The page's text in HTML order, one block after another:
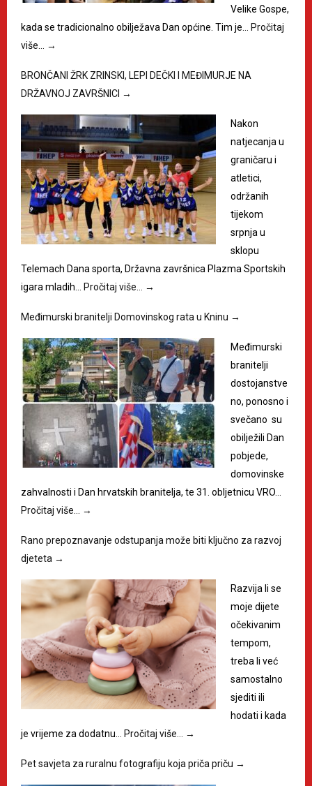
Velike Gospe,
kada se tradicionalno obilježava Dan općine. Tim je…
Pročitaj
više…
→
BRONČANI ŽRK ZRINSKI, LEPI DEČKI I MEĐIMURJE NA
DRŽAVNOJ ZAVRŠNICI →
Nakon
natjecanja u
graničaru i
atletici,
održanih
tijekom
srpnja u
sklopu
Telemach Dana sporta, Državna završnica Plazma Sportskih
igara mladih…
Pročitaj više… →
Međimurski branitelji Domovinskog rata u Kninu →
Međimurski
branitelji
dostojanstve
no, ponosno i
svečano su
obilježili Dan
pobjede,
domovinske
zahvalnosti i Dan hrvatskih branitelja, te 31. obljetnicu VRO…
Pročitaj više…
→
Rano prepoznavanje odstupanja može biti ključno za razvoj
djeteta →
Razvija li se
moje dijete
očekivanim
tempom,
treba li već
samostalno
sjediti ili
hodati i kada
je vrijeme za dodatnu…
Pročitaj više… →
Pet savjeta za ruralnu fotografiju koja priča priču →